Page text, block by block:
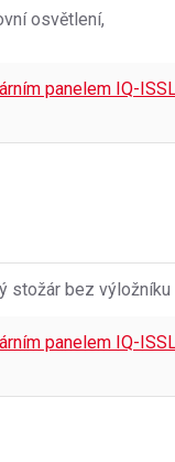
osvětlení,
stožár bez výložníku